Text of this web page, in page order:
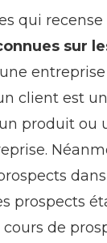
qui recense
sur
client est
un produit ou
prospects
de